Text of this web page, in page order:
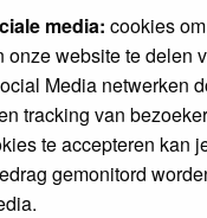
media: cookies
onze website te delen
Media netwerken
tracking van
te accepteren kan
gemonitord